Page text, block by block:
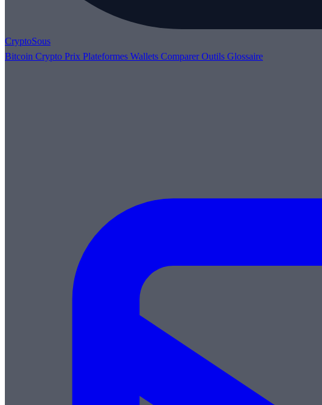
CryptoSous
Bitcoin Crypto Prix Plateformes Wallets ComparerOutils Glossaire